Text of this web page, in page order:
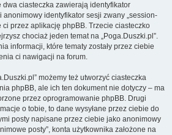
ciasteczka zawierają identyfikator
anonimowy identyfikator sesji zwany „session-
ci przez aplikację phpBB. Trzecie ciasteczko
chociaż jeden temat na „Poga.Duszki.pl”.
informacji, które tematy zostały przez ciebie
ci nawigacji na forum.
możemy też utworzyć ciasteczka
phpBB, ale ich ten dokument nie dotyczy – ma
przez oprogramowanie phpBB. Drugi
o tobie, to dane wysyłane przez ciebie do
posty napisane przez ciebie jako anonimowy
posty”, konta użytkownika założone na